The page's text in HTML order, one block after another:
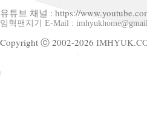
유튜브 채널 : https://
임혁팬지기 E-Mail :
Copyright ⓒ 2002-2026